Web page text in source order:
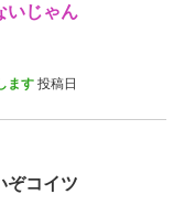
いじゃん
ます 投稿日
ぞコイツ